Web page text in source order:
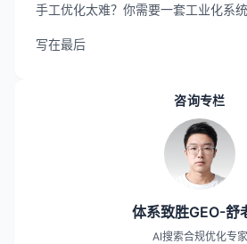
手工优化太难？你需要一套工业化系统
写在最后
咨询专栏
体系致胜GEO-舒
AI搜索合规优化专家